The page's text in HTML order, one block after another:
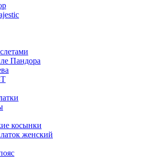
Пандора
косынки
женский